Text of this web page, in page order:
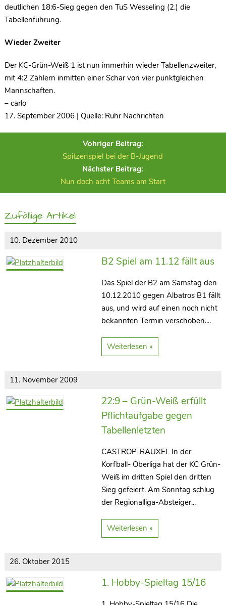
deutlichen 18:6-Sieg gegen den TuS Wesseling (2.) die
Tabellenführung.
Wieder Zweiter
Der KC-Grün-Weiß 1 ist nun immerhin wieder Tabellenzweiter,
mit 4:2 Zählern inmitten einer Schar von vier punktgleichen
Mannschaften.
– carlo
17. September 2006 | Quelle: Ruhr Nachrichten
Vohriger Beitrag:
Spitzenspiel bei der B-Jugend
Nächster Beitrag:
Nun doch acht Teams am Start
Zufällige Artikel
10. Dezember 2010
B2 Spiel am 11.12 fällt aus
Das Spiel der B2 am Samstag den
10.12.2010 gegen Albatros B1 fällt
aus, und wird auf einen noch nicht
bekannten Termin verschoben....
Weiterlesen »
11. November 2009
22:9 – Grün-Weiß erfüllt
Pflichtaufgabe gegen
Tabellenletzten
CASTROP-RAUXEL In der
Korfball- Oberliga hat der KC Grün-
Weiß im dritten Spiel den dritten
Sieg gefeiert. Am Sonntag schlug
der Regionalliga-Absteiger...
Weiterlesen »
26. Oktober 2015
1. Hobby-Spieltag 15/16
Links